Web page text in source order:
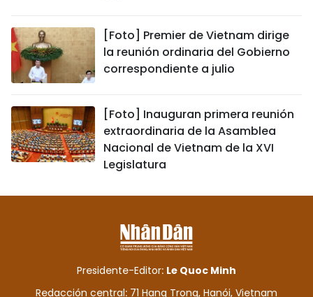
[Foto] Premier de Vietnam dirige
la reunión ordinaria del Gobierno
correspondiente a julio
[Foto] Inauguran primera reunión
extraordinaria de la Asamblea
Nacional de Vietnam de la XVI
Legislatura
Presidente-Editor: Le Quoc Minh
Redacción central: 71 Hang Trong, Hanói, Vietnam